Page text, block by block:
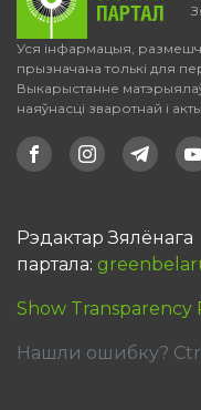
Уся інфармацыя,
прызначана толькі для
Выкарыстанне
наяўнасці зваротнай і
Рэдактар Зялёнага
партала:
Show Transparency
Нашли ошибку?